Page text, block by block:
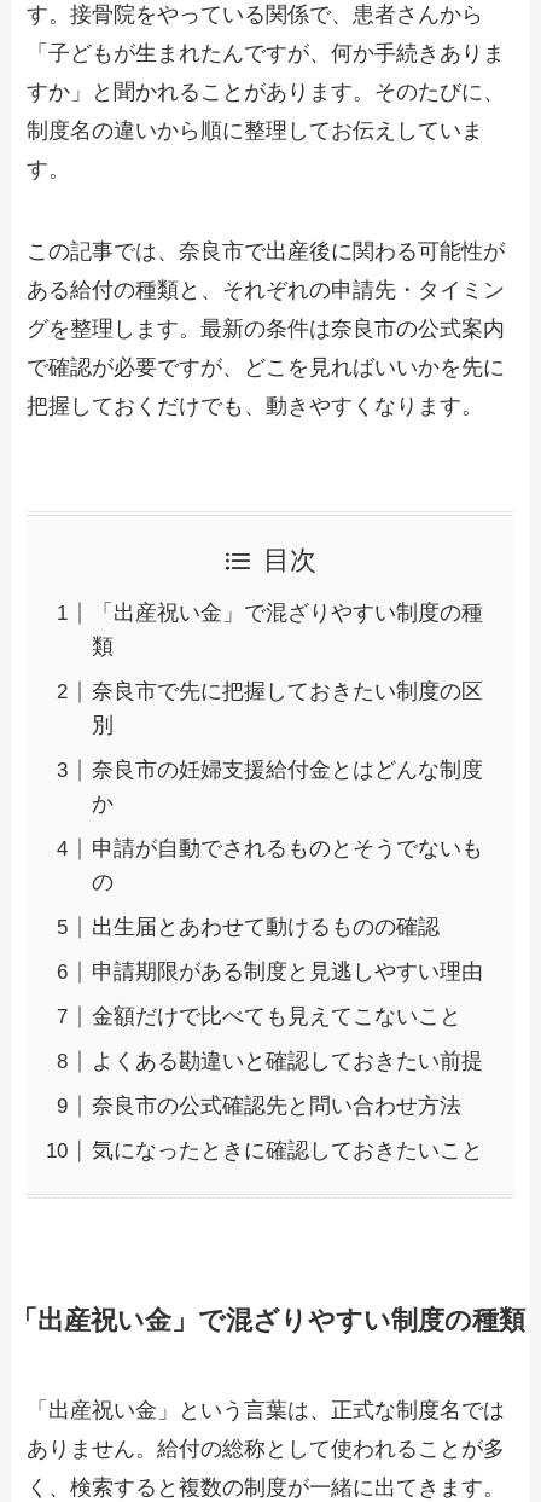
す。接骨院をやっている関係で、患者さんから
「子どもが生まれたんですが、何か手続きありま
すか」と聞かれることがあります。そのたびに、
制度名の違いから順に整理してお伝えしていま
す。
この記事では、奈良市で出産後に関わる可能性が
ある給付の種類と、それぞれの申請先・タイミン
グを整理します。最新の条件は奈良市の公式案内
で確認が必要ですが、どこを見ればいいかを先に
把握しておくだけでも、動きやすくなります。
目次
「出産祝い金」で混ざりやすい制度の種
類
奈良市で先に把握しておきたい制度の区
別
奈良市の妊婦支援給付金とはどんな制度
か
申請が自動でされるものとそうでないも
の
出生届とあわせて動けるものの確認
申請期限がある制度と見逃しやすい理由
金額だけで比べても見えてこないこと
よくある勘違いと確認しておきたい前提
奈良市の公式確認先と問い合わせ方法
気になったときに確認しておきたいこと
「出産祝い金」で混ざりやすい制度の種類
「出産祝い金」という言葉は、正式な制度名では
ありません。給付の総称として使われることが多
く、検索すると複数の制度が一緒に出てきます。